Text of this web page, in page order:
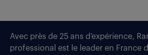
Avec près de 25 ans d’expérience,
professional est le leader en France